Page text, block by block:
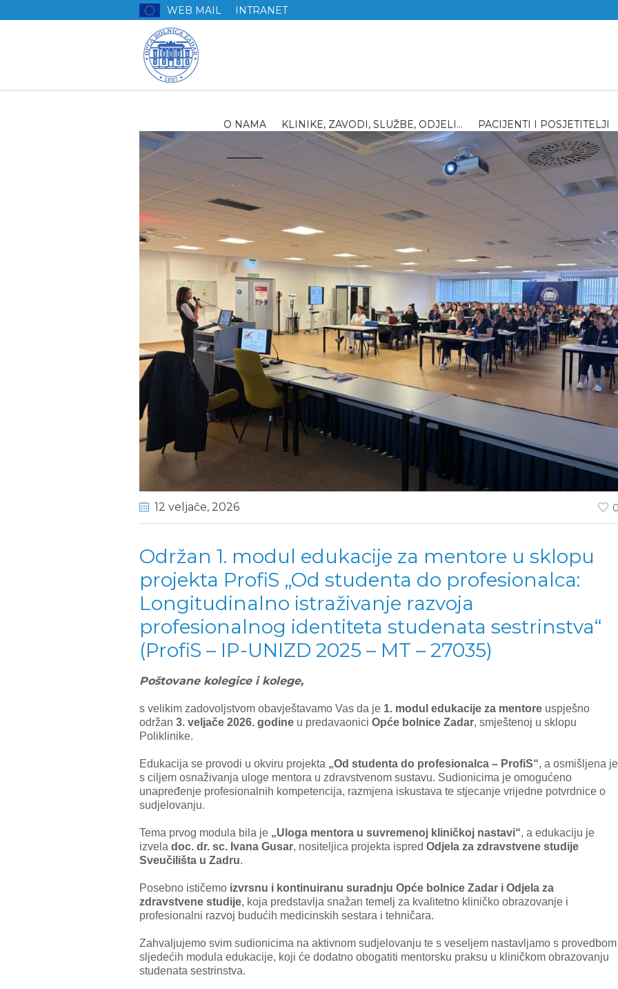
WEB MAIL INTRANET
O NAMA KLINIKE, ZAVODI, SLUŽBE, ODJELI… PACIJENTI I POSJETITELJI
12 veljače, 2026
Održan 1. modul edukacije za mentore u sklopu
projekta ProfiS „Od studenta do profesionalca:
Longitudinalno istraživanje razvoja
profesionalnog identiteta studenata sestrinstva“
(ProfiS – IP-UNIZD 2025 – MT – 27035)
Poštovane kolegice i kolege,
s velikim zadovoljstvom obavještavamo Vas da je 1. modul edukacije za mentore uspješno
održan 3. veljače 2026. godine u predavaonici Opće bolnice Zadar, smještenoj u sklopu
Poliklinike.
Edukacija se provodi u okviru projekta „Od studenta do profesionalca – ProfiS“, a osmišljena je
s ciljem osnaživanja uloge mentora u zdravstvenom sustavu. Sudionicima je omogućeno
unapređenje profesionalnih kompetencija, razmjena iskustava te stjecanje vrijedne potvrdnice o
sudjelovanju.
Tema prvog modula bila je „Uloga mentora u suvremenoj kliničkoj nastavi“, a edukaciju je
izvela doc. dr. sc. Ivana Gusar, nositeljica projekta ispred Odjela za zdravstvene studije
Sveučilišta u Zadru.
Posebno ističemo izvrsnu i kontinuiranu suradnju Opće bolnice Zadar i Odjela za
zdravstvene studije, koja predstavlja snažan temelj za kvalitetno kliničko obrazovanje i
profesionalni razvoj budućih medicinskih sestara i tehničara.
Zahvaljujemo svim sudionicima na aktivnom sudjelovanju te s veseljem nastavljamo s provedbom
sljedećih modula edukacije, koji će dodatno obogatiti mentorsku praksu u kliničkom obrazovanju
studenata sestrinstva.